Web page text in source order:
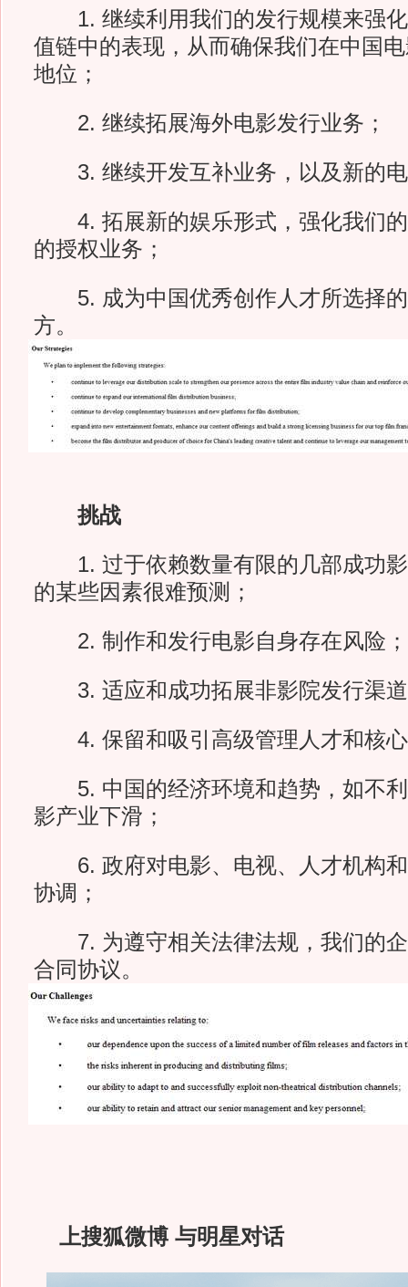
1. 继续利用我们的发行规模来强化
值链中的表现，从而确保我们在中国
地位；
2. 继续拓展海外电影发行业务；
3. 继续开发互补业务，以及新的电
4. 拓展新的娱乐形式，强化我们的
的授权业务；
5. 成为中国优秀创作人才所选择的
方。
挑战
1. 过于依赖数量有限的几部成功影
的某些因素很难预测；
2. 制作和发行电影自身存在风险；
3. 适应和成功拓展非影院发行渠道
4. 保留和吸引高级管理人才和核心
5. 中国的经济环境和趋势，如不利
影产业下滑；
6. 政府对电影、电视、人才机构和
协调；
7. 为遵守相关法律法规，我们的企
合同协议。
上搜狐微博 与明星对话